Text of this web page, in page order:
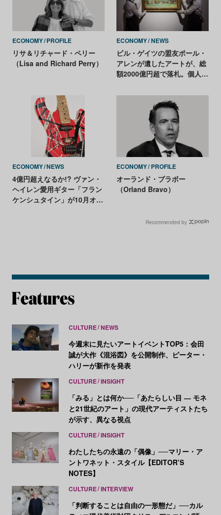
ECONOMY PROFILE
リサ＆リチャード・ペリー
（Lisa and Richard Perry）
ECONOMY NEWS
ビル・ゲイツの盟友ポール・
アレンが遺したアートが、総
額2000億円超で落札。個人コ
ECONOMY NEWS
4億円超えなるか!? ヴァン・
ヘイレン愛用ギター「フラン
ケンシュタイン」が10月オー
ECONOMY PROFILE
オーランド・ブラボー
（Orland Bravo）
Recommended by
CULTURE NEWS
今週末に見たいアートイベントTOP5：会田
誠が大作《混浴図》を公開制作、ピーター・
ハリーが新作を発表
CULTURE INSIGHT
「みる」とは何か──「あたらしい目 ― モネ
と21世紀のアート」の現代アーティストたち
が示す、異なる視点
CULTURE INSIGHT
わたしたちの永遠の「偶像」──マリー・ア
ントワネット・スタイル【EDITOR’S
NOTES】
CULTURE INTERVIEW
「判断することは自由の一形態だ」──カル